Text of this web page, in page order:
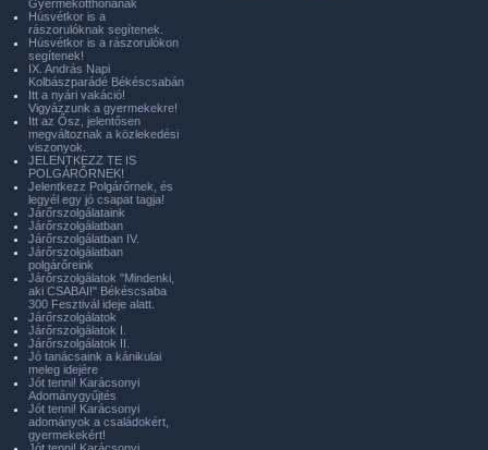
Gyermekotthonának
Húsvétkor is a
rászorulóknak segítenek.
Húsvétkor is a rászorulókon
segítenek!
IX. András Napi
Kolbászparádé Békéscsabán
Itt a nyári vakáció!
Vigyázzunk a gyermekekre!
Itt az Ősz, jelentősen
megváltoznak a közlekedési
viszonyok.
JELENTKEZZ TE IS
POLGÁRŐRNEK!
Jelentkezz Polgárőrnek, és
legyél egy jó csapat tagja!
Járőrszolgálataink
Járőrszolgálatban
Járőrszolgálatban IV.
Járőrszolgálatban
polgárőreink
Járőrszolgálatok "Mindenki,
aki CSABAI!" Békéscsaba
300 Fesztivál ideje alatt.
Járőrszolgálatok
Járőrszolgálatok I.
Járőrszolgálatok II.
Jó tanácsaink a kánikulai
meleg idejére
Jót tenni! Karácsonyi
Adománygyűjtés
Jót tenni! Karácsonyi
adományok a családokért,
gyermekekért!